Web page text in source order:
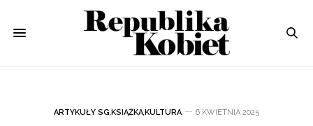
ARTYKUŁY SG,KSIĄŻKA,KULTURA 6 KWIETNIA 2025